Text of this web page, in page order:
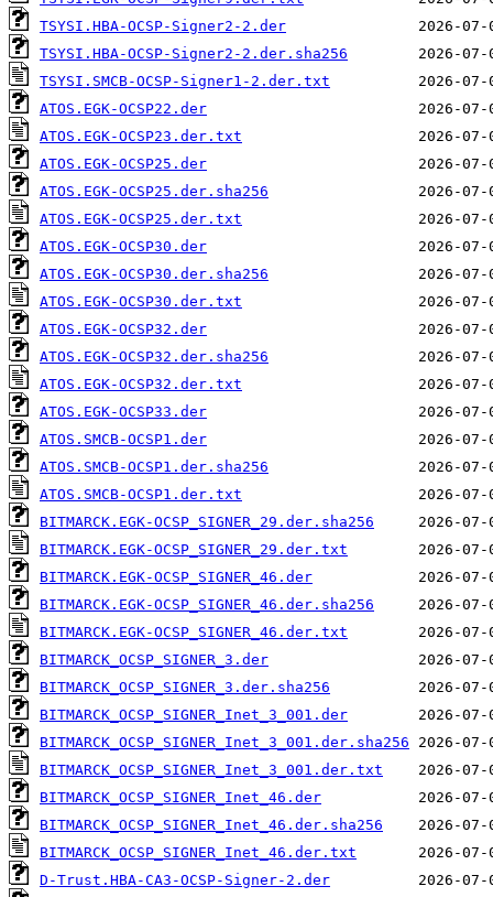
TSYSI.HBA-OCSP-Signer2-2.der
TSYSI.HBA-OCSP-Signer2-2.der.sha256
TSYSI.SMCB-OCSP-Signer1-2.der.txt
ATOS.EGK-OCSP22.der
ATOS.EGK-OCSP23.der.txt
ATOS.EGK-OCSP25.der
ATOS.EGK-OCSP25.der.sha256
ATOS.EGK-OCSP25.der.txt
ATOS.EGK-OCSP30.der
ATOS.EGK-OCSP30.der.sha256
ATOS.EGK-OCSP30.der.txt
ATOS.EGK-OCSP32.der
ATOS.EGK-OCSP32.der.sha256
ATOS.EGK-OCSP32.der.txt
ATOS.EGK-OCSP33.der
ATOS.SMCB-OCSP1.der
ATOS.SMCB-OCSP1.der.sha256
ATOS.SMCB-OCSP1.der.txt
BITMARCK.EGK-OCSP_SIGNER_29.der.sha256
BITMARCK.EGK-OCSP_SIGNER_29.der.txt
BITMARCK.EGK-OCSP_SIGNER_46.der
BITMARCK.EGK-OCSP_SIGNER_46.der.sha256
BITMARCK.EGK-OCSP_SIGNER_46.der.txt
BITMARCK_OCSP_SIGNER_3.der
BITMARCK_OCSP_SIGNER_3.der.sha256
BITMARCK_OCSP_SIGNER_Inet_3_001.der
BITMARCK_OCSP_SIGNER_Inet_3_001.der.sha256
BITMARCK_OCSP_SIGNER_Inet_3_001.der.txt
BITMARCK_OCSP_SIGNER_Inet_46.der
BITMARCK_OCSP_SIGNER_Inet_46.der.sha256
BITMARCK_OCSP_SIGNER_Inet_46.der.txt
D-Trust.HBA-CA3-OCSP-Signer-2.der